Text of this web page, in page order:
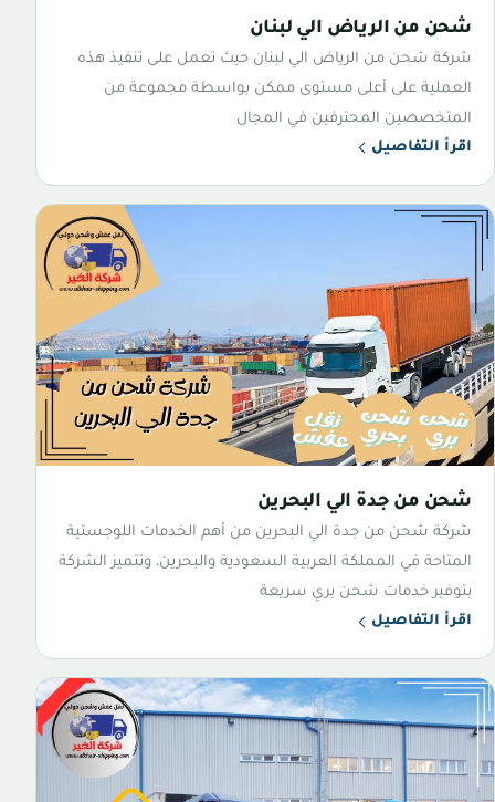
شحن من الرياض الي لبنان
شركة شحن من الرياض الي لبنان حيث تعمل على تنفيذ هذه
العملية على أعلى مستوى ممكن بواسطة مجموعة من
المتخصصين المحترفين في المجال
اقرأ التفاصيل
شحن من جدة الي البحرين
شركة شحن من جدة الي البحرين من أهم الخدمات اللوجستية
المتاحة في المملكة العربية السعودية والبحرين، وتتميز الشركة
بتوفير خدمات شحن بري سريعة
اقرأ التفاصيل